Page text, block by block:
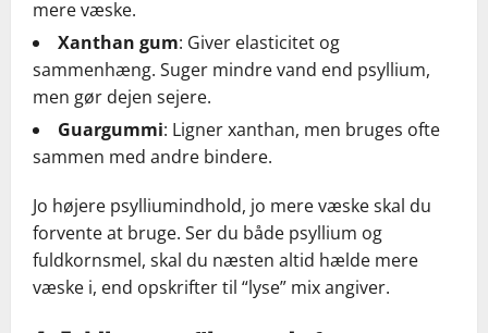
mere væske.
Xanthan gum: Giver elasticitet og
sammenhæng. Suger mindre vand end psyllium,
men gør dejen sejere.
Guargummi: Ligner xanthan, men bruges ofte
sammen med andre bindere.
Jo højere psylliumindhold, jo mere væske skal du
forvente at bruge. Ser du både psyllium og
fuldkornsmel, skal du næsten altid hælde mere
væske i, end opskrifter til “lyse” mix angiver.